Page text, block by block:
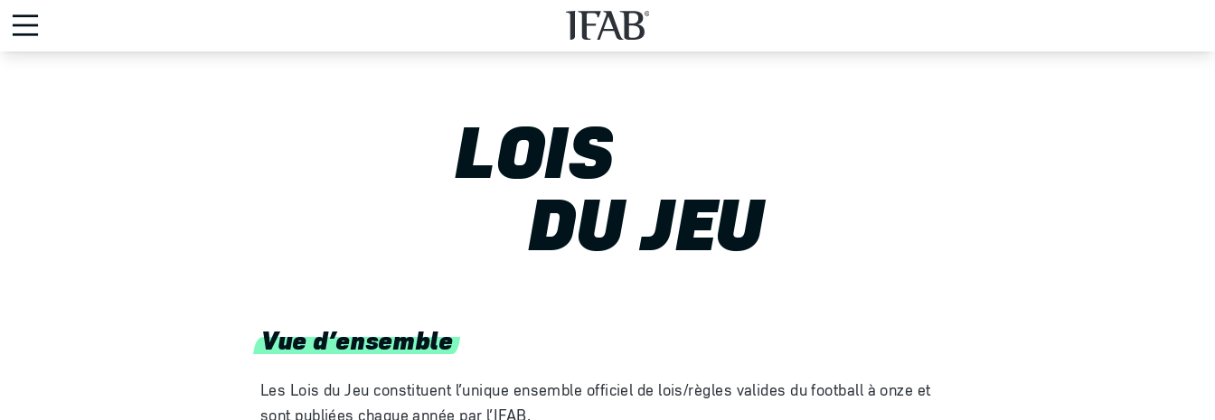
LOIS
DU JEU
Vue d’ensemble
Les Lois du Jeu constituent l’unique ensemble officiel de lois/règles valides du football à onze et
sont publiées chaque année par l’IFAB.